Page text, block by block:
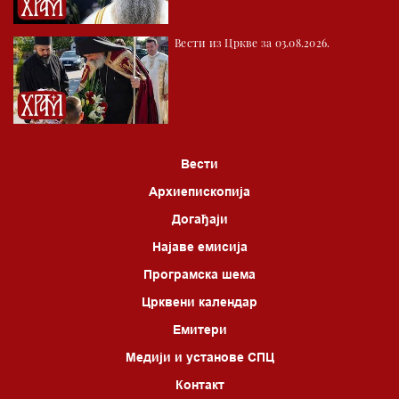
04.00 Врлинослов
05.00 Питања и одговори
06.00 Црквена предавања и трибине
Вести из Цркве за 03.08.2026.
Вести
Архиепископија
Догађаји
Најаве емисија
Програмска шема
Црквени календар
Емитери
Медији и установе СПЦ
Контакт